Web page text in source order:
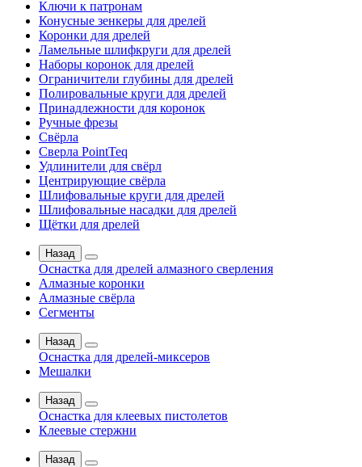
Ключи к патронам
Конусные зенкеры для дрелей
Коронки для дрелей
Ламельные шлифкруги для дрелей
Наборы коронок для дрелей
Ограничители глубины для дрелей
Полировальные круги для дрелей
Принадлежности для коронок
Ручные фрезы
Свёрла
Сверла PointTeq
Удлинители для свёрл
Центрирующие свёрла
Шлифовальные круги для дрелей
Шлифовальные насадки для дрелей
Щётки для дрелей
Назад
Оснастка для дрелей алмазного сверления
Алмазные коронки
Алмазные свёрла
Сегменты
Назад
Оснастка для дрелей-миксеров
Мешалки
Назад
Оснастка для клеевых пистолетов
Клеевые стержни
Назад